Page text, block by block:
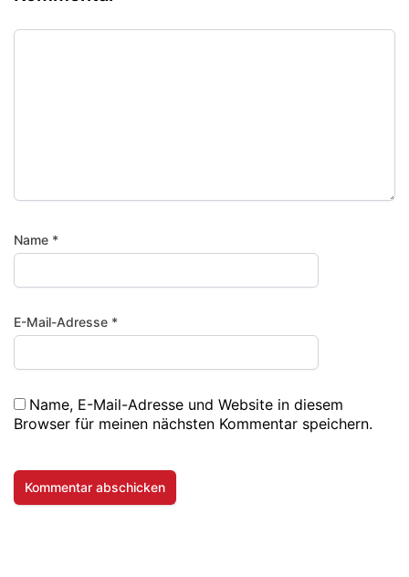
Name *
E-Mail-Adresse *
Name, E-Mail-Adresse und Website in diesem
Browser für meinen nächsten Kommentar speichern.